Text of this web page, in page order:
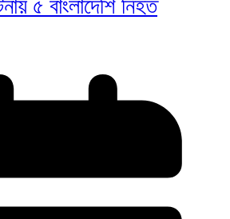
৫ বাংলাদেশি নিহত